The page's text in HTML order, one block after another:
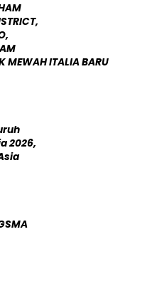
MEWAH ITALIA BARU
2026,